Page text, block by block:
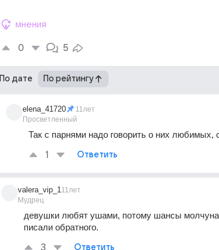
мнения
0 5
По дате По рейтингу
elena_41720
Просветленный
11лет
Так с парнями надо говорить о них любимых,
1 Ответить
valera_vip_1
Мудрец
11лет
девушки любят ушами, потому шансы
писали обратного.
3 Ответить